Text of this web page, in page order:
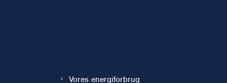
Vores energiforbrug